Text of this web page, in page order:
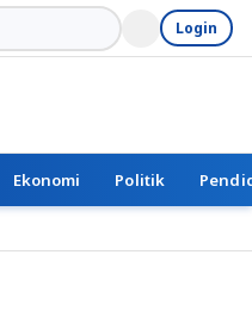
Login
Ekonomi Politik